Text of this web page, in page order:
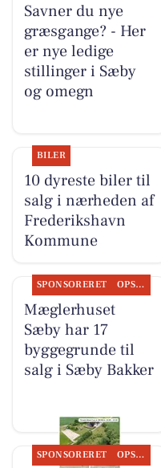
Savner du nye
græsgange? - Her
er nye ledige
stillinger i Sæby
og omegn
BILER
10 dyreste biler til
salg i nærheden af
Frederikshavn
Kommune
SPONSORERET OPSLAGSTAVLEN
Mæglerhuset
Sæby har 17
byggegrunde til
salg i Sæby Bakker
SPONSORERET OPSLAGSTAVLEN